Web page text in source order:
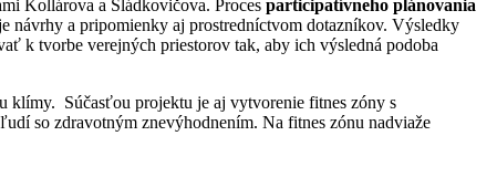
Kollárova a Sládkovičova. Proces participatívneho plánovania
návrhy a pripomienky aj prostredníctvom dotazníkov. Výsledky
k tvorbe verejných priestorov tak, aby ich výsledná podoba
klímy. Súčasťou projektu je aj vytvorenie fitnes zóny s
so zdravotným znevýhodnením. Na fitnes zónu nadviaže